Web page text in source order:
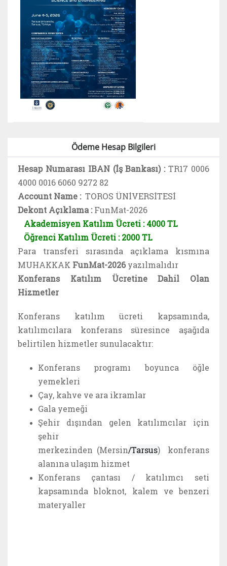
Ödeme Hesap Bilgileri
Hesap Numarası IBAN (İş Bankası) : TR17 0006
4000 0016 6060 9272 82
Account Name : TOROS ÜNİVERSİTESİ
Dekont Açıklama :FunMat-2026
Akademisyen Katılım Ücreti : 4000 TL
Öğrenci Katılım Ücreti : 2000 TL
Para transferi sırasında açıklama kısmına
MUHAKKAK FunMat-2026yazılmalıdır
Konferans Katılım Ücretine Dahil Olan
Hizmetler
Konferans katılım ücreti kapsamında,
katılımcılara konferans süresince aşağıda
belirtilen hizmetler sunulacaktır:
Konferans programı boyunca öğle
yemekleri
Çay, kahve ve ara ikramlar
Gala yemeği
Şehir dışından gelen katılımcılar için
şehir
merkezinden (Mersin/Tarsus) konferans
alanına ulaşım hizmet
Konferans çantası / katılımcı seti
kapsamında bloknot, kalem ve benzeri
materyaller